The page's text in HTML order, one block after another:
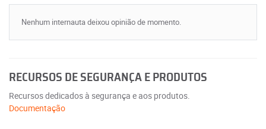
Nenhum internauta deixou opinião de momento.
RECURSOS DE SEGURANÇA E PRODUTOS
Recursos dedicados à segurança e aos produtos.
Documentação